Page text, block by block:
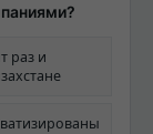
раз и